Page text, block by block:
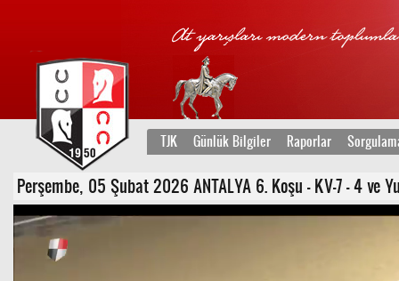
TJK Günlük Bilgiler Raporlar
Perşembe, 05 Şubat 2026 ANTALYA 6. Koşu - KV-7 - 4 ve